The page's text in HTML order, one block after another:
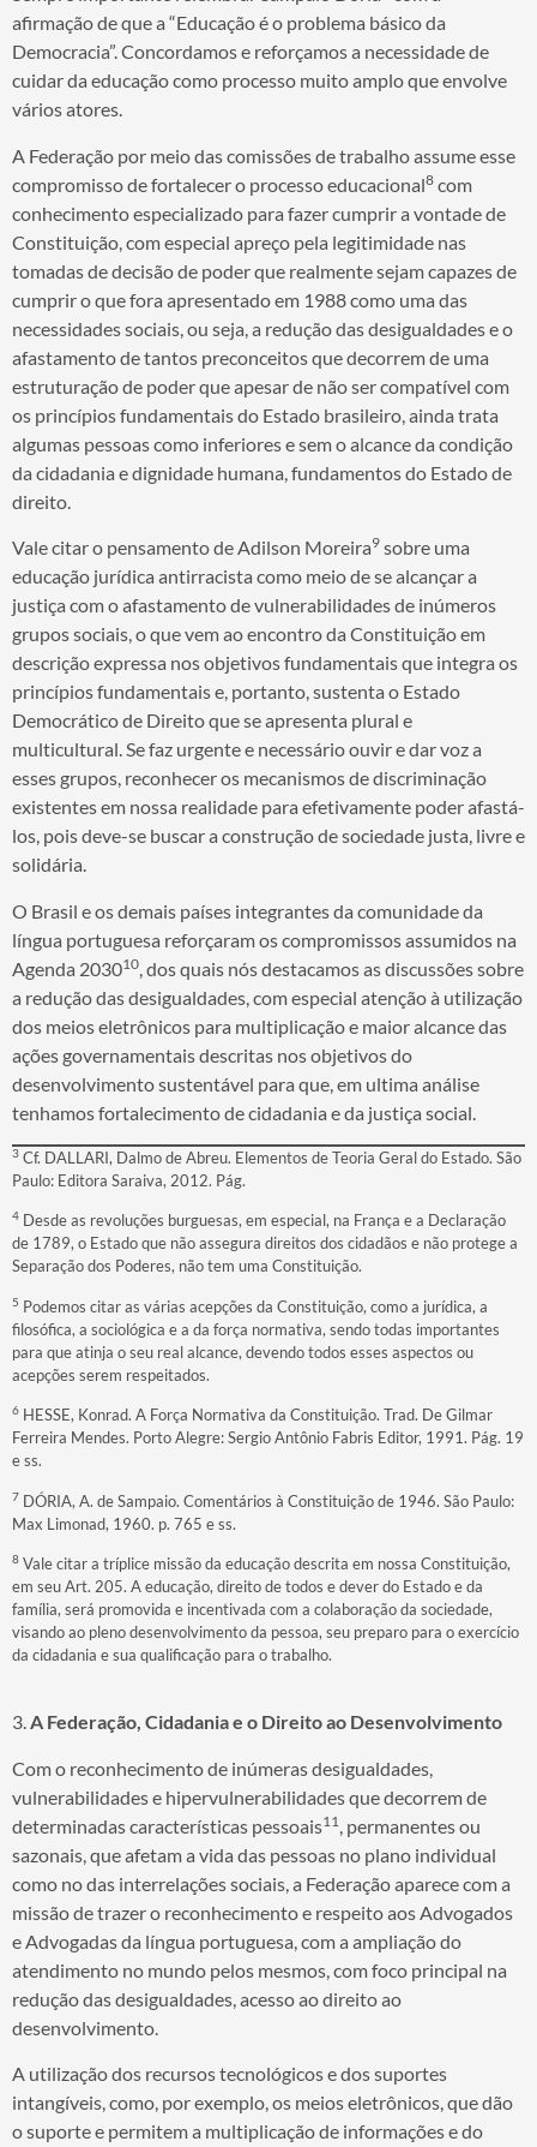
afirmação de que a “Educação é o problema básico da
Democracia”. Concordamos e reforçamos a necessidade de
cuidar da educação como processo muito amplo que envolve
vários atores.
A Federação por meio das comissões de trabalho assume esse
compromisso de fortalecer o processo educacional8 com
conhecimento especializado para fazer cumprir a vontade de
Constituição, com especial apreço pela legitimidade nas
tomadas de decisão de poder que realmente sejam capazes de
cumprir o que fora apresentado em 1988 como uma das
necessidades sociais, ou seja, a redução das desigualdades e o
afastamento de tantos preconceitos que decorrem de uma
estruturação de poder que apesar de não ser compatível com
os princípios fundamentais do Estado brasileiro, ainda trata
algumas pessoas como inferiores e sem o alcance da condição
da cidadania e dignidade humana, fundamentos do Estado de
direito.
Vale citar o pensamento de Adilson Moreira9 sobre uma
educação jurídica antirracista como meio de se alcançar a
justiça com o afastamento de vulnerabilidades de inúmeros
grupos sociais, o que vem ao encontro da Constituição em
descrição expressa nos objetivos fundamentais que integra os
princípios fundamentais e, portanto, sustenta o Estado
Democrático de Direito que se apresenta plural e
multicultural. Se faz urgente e necessário ouvir e dar voz a
esses grupos, reconhecer os mecanismos de discriminação
existentes em nossa realidade para efetivamente poder afastá-
los, pois deve-se buscar a construção de sociedade justa, livre e
solidária.
O Brasil e os demais países integrantes da comunidade da
língua portuguesa reforçaram os compromissos assumidos na
Agenda 203010 , dos quais nós destacamos as discussões sobre
a redução das desigualdades, com especial atenção à utilização
dos meios eletrônicos para multiplicação e maior alcance das
ações governamentais descritas nos objetivos do
desenvolvimento sustentável para que, em ultima análise
tenhamos fortalecimento de cidadania e da justiça social.
3 Cf. DALLARI, Dalmo de Abreu. Elementos de Teoria Geral do Estado. São
Paulo: Editora Saraiva, 2012. Pág.
4 Desde as revoluções burguesas, em especial, na França e a Declaração
de 1789, o Estado que não assegura direitos dos cidadãos e não protege a
Separação dos Poderes, não tem uma Constituição.
5 Podemos citar as várias acepções da Constituição, como a jurídica, a
filosófica, a sociológica e a da força normativa, sendo todas importantes
para que atinja o seu real alcance, devendo todos esses aspectos ou
acepções serem respeitados.
6 HESSE, Konrad. A Força Normativa da Constituição. Trad. De Gilmar
Ferreira Mendes. Porto Alegre: Sergio Antônio Fabris Editor, 1991. Pág. 19
e ss.
7 DÓRIA, A. de Sampaio. Comentários à Constituição de 1946. São Paulo:
Max Limonad, 1960. p. 765 e ss.
8 Vale citar a tríplice missão da educação descrita em nossa Constituição,
em seu Art. 205. A educação, direito de todos e dever do Estado e da
família, será promovida e incentivada com a colaboração da sociedade,
visando ao pleno desenvolvimento da pessoa, seu preparo para o exercício
da cidadania e sua qualificação para o trabalho.
3.A Federação, Cidadania e o Direito ao Desenvolvimento
Com o reconhecimento de inúmeras desigualdades,
vulnerabilidades e hipervulnerabilidades que decorrem de
determinadas características pessoais11 , permanentes ou
sazonais, que afetam a vida das pessoas no plano individual
como no das interrelações sociais, a Federação aparece com a
missão de trazer o reconhecimento e respeito aos Advogados
e Advogadas da língua portuguesa, com a ampliação do
atendimento no mundo pelos mesmos, com foco principal na
redução das desigualdades, acesso ao direito ao
desenvolvimento.
A utilização dos recursos tecnológicos e dos suportes
intangíveis, como, por exemplo, os meios eletrônicos, que dão
o suporte e permitem a multiplicação de informações e do